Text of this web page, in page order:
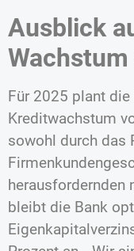
Ausblick
Für 2025 plant
Kreditwachstum
sowohl durch das
herausfordernden
bleibt die Bank